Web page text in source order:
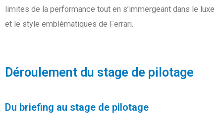
limites de la performance tout en s’immergeant dans le luxe
et le style emblématiques de Ferrari.
Déroulement du stage de pilotage
Du briefing au stage de pilotage